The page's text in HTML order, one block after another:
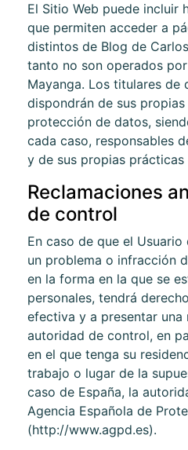
El Sitio Web puede incluir
que permiten acceder a
distintos de Blog de
tanto no son operados por
Mayanga. Los titulares de
dispondrán de sus
protección de datos,
cada caso, responsables
y de sus propias
Reclamaciones
de control
En caso de que el
un problema o infracción
en la forma en la que se
personales, tendrá
efectiva y a presentar una
autoridad de control, en
en el que tenga su
trabajo o lugar de la
caso de España, la
Agencia Española de
(http://www.agpd.es).